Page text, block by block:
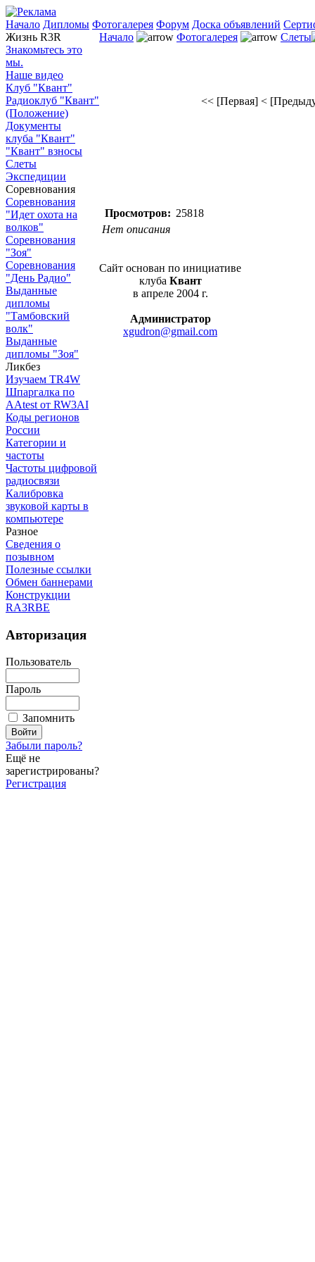
Начало Дипломы Фотогалерея Форум Доска объявлений
Жизнь R3R
Знакомьтесь это
мы.
Наше видео
Клуб "Квант"
Радиоклуб "Квант"
(Положение)
Документы
клуба "Квант"
"Квант" взносы
Слеты
Экспедиции
Соревнования
Соревнования
"Идет охота на
волков"
Соревнования
"Зоя"
Соревнования
"День Радио"
Выданные
дипломы
"Тамбовский
волк"
Выданные
дипломы "Зоя"
Ликбез
Изучаем TR4W
Шпаргалка по
AAtest от RW3AI
Коды регионов
России
Категории и
частоты
Частоты цифровой
радиосвязи
Калибровка
звуковой карты в
компьютере
Разное
Сведения о
позывном
Полезные ссылки
Обмен баннерами
Конструкции
RA3RBE
Авторизация
Пользователь
Пароль
Запомнить
Забыли пароль?
Ещё не
зарегистрированы?
Регистрация
Начало Фотогалерея Слеты
<< [Первая] <
Просмотров: 25818
Нет описания
Сайт основан по инициативе
клуба Квант
в апреле 2004 г.
Администратор
xgudron@gmail.com